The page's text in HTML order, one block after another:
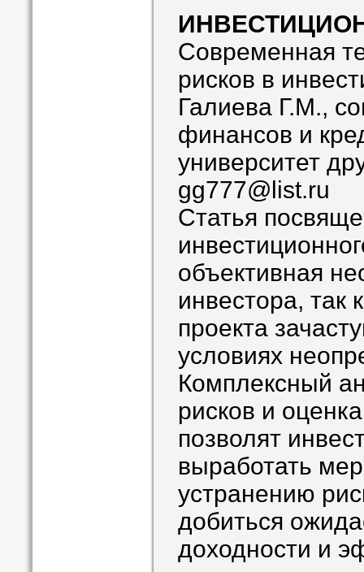
Современная
рисков в
Галиева Г.М.,
финансов и
университет
gg777@list.ru
Статья
объективная
инвестора, так
проекта
условиях
Комплексный
рисков и
позволят
выработать
устранению
добиться
доходности и